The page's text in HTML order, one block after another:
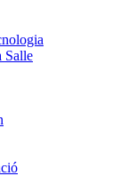
Salle